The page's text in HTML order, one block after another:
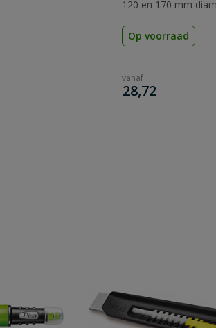
120 en 170 mm
Op voorraad
vanaf
€
28,72